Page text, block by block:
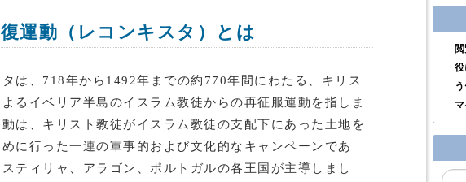
運動（レコンキスタ）とは
は、718年から1492年までの約770年間にわたる、キリス
よるイベリア半島のイスラム教徒からの再征服運動を指しま
は、キリスト教徒がイスラム教徒の支配下にあった土地を
に行った一連の軍事的および文化的なキャンペーンであ
スティリャ、アラゴン、ポルトガルの各王国が主導しまし